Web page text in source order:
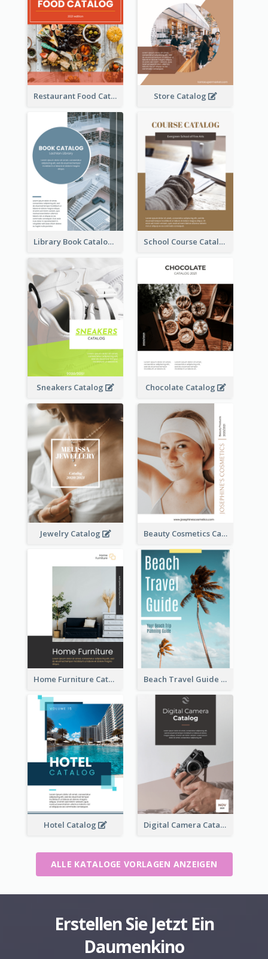
Restaurant Food Catalog Store Catalog
Library Book Catalog School Course Catalog
Sneakers Catalog Chocolate Catalog
Jewelry Catalog Beauty Cosmetics Catalog
Home Furniture Catalog Beach Travel Guide
Hotel Catalog Digital Camera Catalog
ALLE KATALOGE VORLAGEN ANZEIGEN
Erstellen Sie Jetzt Ein
Daumenkino